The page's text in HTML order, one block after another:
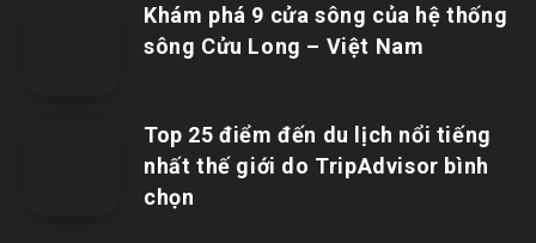
Khám phá 9 cửa sông của hệ thống
sông Cửu Long – Việt Nam
Top 25 điểm đến du lịch nổi tiếng
nhất thế giới do TripAdvisor bình
chọn